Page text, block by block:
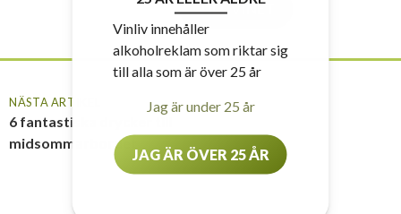
TILL VINET
NÄSTA ARTIKEL
6 fantastiska drycker till
midsommarbordet
Vinliv innehåller
alkoholreklam som riktar sig
till alla som är över 25 år
Jag är under 25 år
JAG ÄR ÖVER 25 ÅR